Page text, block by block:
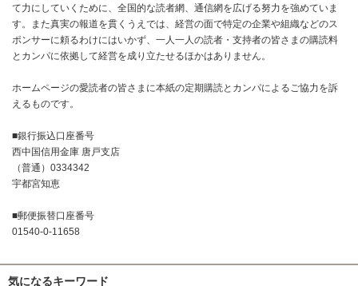
て力にしていくために、全国的な読者網、通信網を広げる努力を強めていま
す。また真実の報道を貫くうえでは、経営の面で特定の企業や組織などのス
ポンサーに頼るわけにはいかず、一人一人の読者・支持者の皆さまの購読料
とカンパに依拠して経営を成り立たせるほかはありません。
ホームページの愛読者の皆さまに本紙の定期購読とカンパによるご協力を訴
えるものです。
■銀行振込口座番号
西中国信用金庫 唐戸支店
（普通）0334342
宇都宮知恵
■郵便振替口座番号
01540-0-11658
気になるキーワード